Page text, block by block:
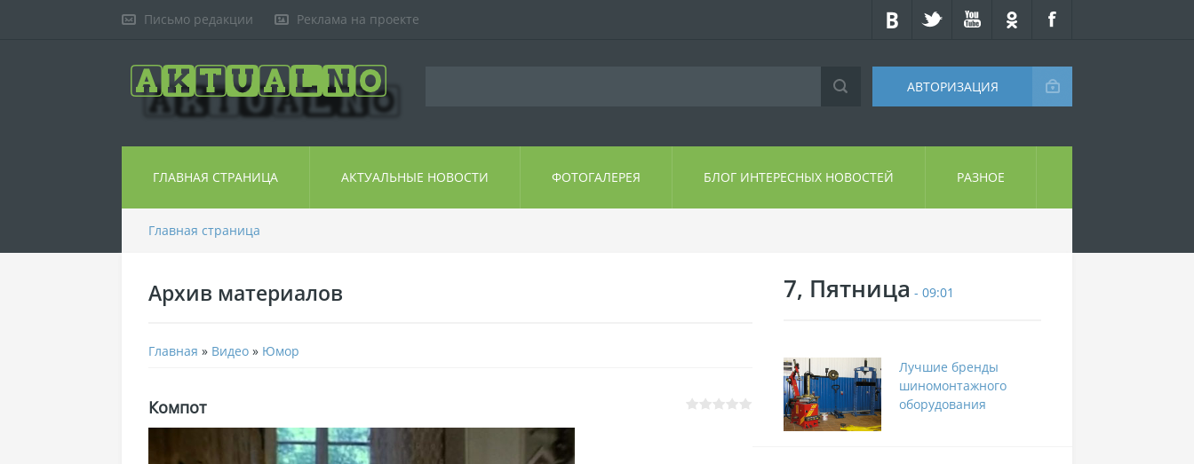
Письмо редакции Реклама на проекте
АВТОРИЗАЦИЯ
ГЛАВНАЯ СТРАНИЦА АКТУАЛЬНЫЕ НОВОСТИ ФОТОГАЛЕРЕЯ БЛОГ ИНТЕРЕСНЫХ НОВОСТЕЙ РАЗНОЕ
Главная страница
Архив материалов
Главная » Видео » Юмор
Компот
7, Пятница - 09:01
Лучшие бренды
шиномонтажного
оборудования